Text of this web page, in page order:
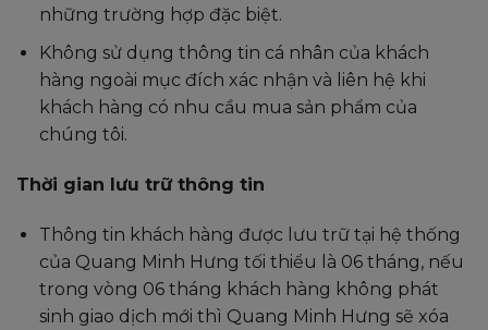
những trường hợp đặc biệt.
Không sử dụng thông tin cá nhân của khách
hàng ngoài mục đích xác nhận và liên hệ khi
khách hàng có nhu cầu mua sản phẩm của
chúng tôi.
Thời gian lưu trữ thông tin
Thông tin khách hàng được lưu trữ tại hệ thống
của Quang Minh Hưng tối thiểu là 06 tháng, nếu
trong vòng 06 tháng khách hàng không phát
sinh giao dịch mới thì Quang Minh Hưng sẽ xóa